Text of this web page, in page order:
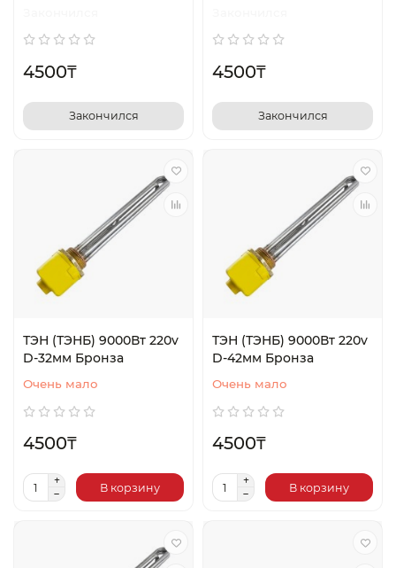
4500₸
Закончился
4500₸
Закончился
ТЭН (ТЭНБ) 9000Вт 220v
D-32мм Бронза
Очень мало
4500₸
В корзину
ТЭН (ТЭНБ) 9000Вт 220v
D-42мм Бронза
Очень мало
4500₸
В корзину